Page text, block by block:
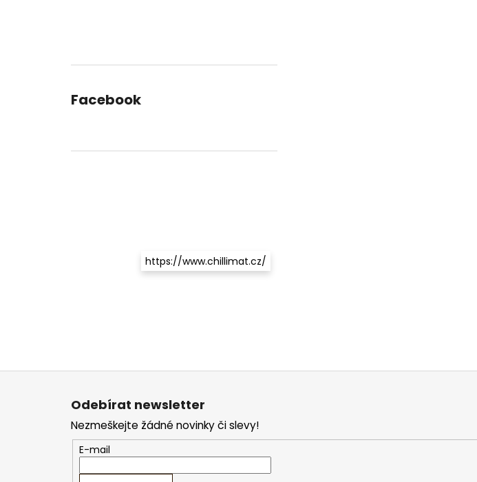
Facebook
https://www.chillimat.cz/
Z
Odebírat newsletter
Nezmeškejte žádné novinky či slevy!
E-mail